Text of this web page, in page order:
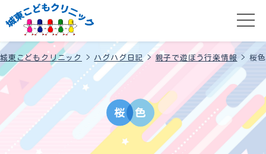
城東こどもクリニック > ハグハグ日記> 親子で遊ぼう行楽情報 >桜色
桜 色